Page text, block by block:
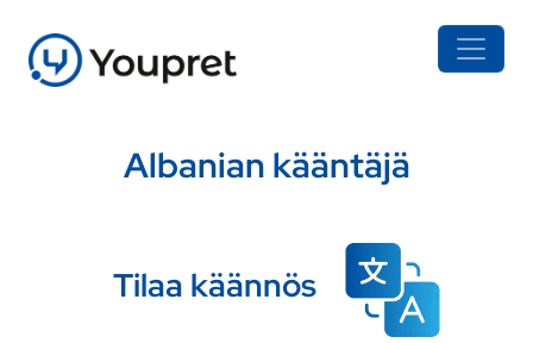
Albanian kääntäjä
Tilaa käännös